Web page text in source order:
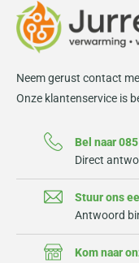
Neem gerust contact
Onze klantenservice is
Bel naar
Direct
Stuur ons
Antwoord
Kom naar